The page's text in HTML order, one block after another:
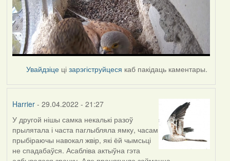
Увайдзіце цізарэгіструйцеся каб пакідаць каментары.
Harrier- 29.04.2022 - 21:27
У другой нішы самка некалькі разоў
прылятала і часта паглыбляла ямку, часам
прыбіраючы навокал жвір, які ёй чымсьці
не спадабаўся. Асабліва актыўна гэта